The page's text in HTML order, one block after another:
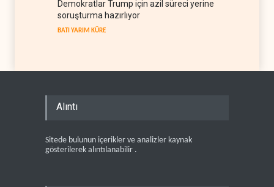
Demokratlar Trump için azil süreci yerine
soruşturma hazırlıyor
BATI YARIM KÜRE
Alıntı
Sitede bulunun içerikler ve analizler kaynak
gösterilerek alıntılanabilir .